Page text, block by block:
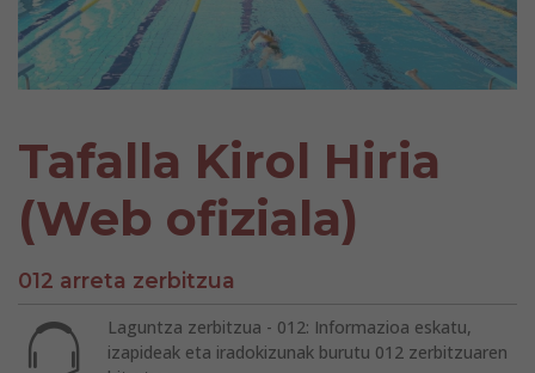
Tafalla Kirol Hiria
(Web ofiziala)
012 arreta zerbitzua
Laguntza zerbitzua - 012: Informazioa eskatu,
izapideak eta iradokizunak burutu 012 zerbitzuaren